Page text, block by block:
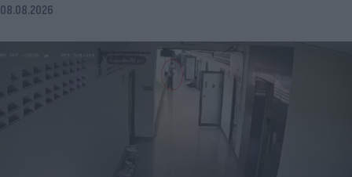
08.08.2026